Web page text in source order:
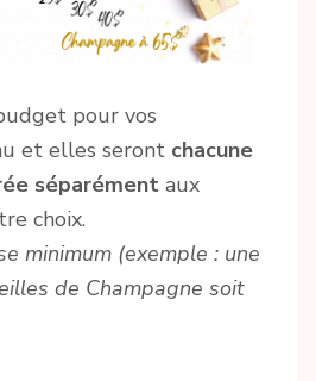
pour vos
et elles seront chacune
séparément aux
choix.
minimum (exemple : une
de Champagne soit